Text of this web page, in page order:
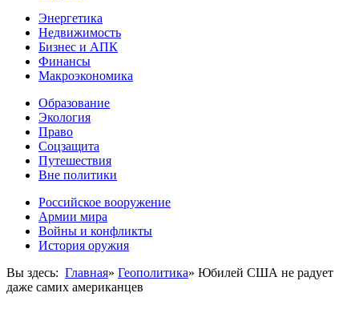
Энергетика
Недвижимость
Бизнес и АПК
Финансы
Макроэкономика
Образование
Экология
Право
Соцзащита
Путешествия
Вне политики
Российское вооружение
Армии мира
Войны и конфликты
История оружия
Вы здесь: Главная» Геополитика» Юбилей США не радует
даже самих американцев